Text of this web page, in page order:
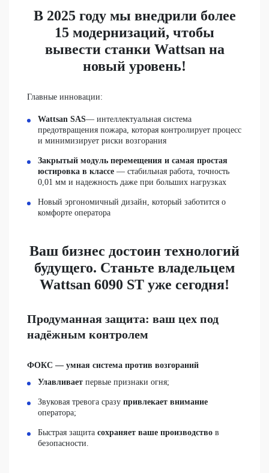
В 2025 году мы внедрили более
15 модернизаций, чтобы
вывести станки Wattsan на
новый уровень!
Главные инновации:
Wattsan SAS— интеллектуальная система
предотвращения пожара, которая контролирует процесс
и минимизирует риски возгорания
Закрытый модуль перемещения и самая простая
юстировка в классе — стабильная работа, точность
0,01 мм и надежность даже при больших нагрузках
Новый эргономичный дизайн, который заботится о
комфорте оператора
Ваш бизнес достоин технологий
будущего. Станьте владельцем
Wattsan 6090 ST уже сегодня!
Продуманная защита: ваш цех под
надёжным контролем
ФОКС — умная система против возгораний
Улавливает первые признаки огня;
Звуковая тревога сразу привлекает внимание
оператора;
Быстрая защита сохраняет ваше производство в
безопасности.